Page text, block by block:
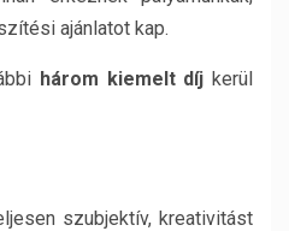
ajánlatot kap.
három kiemelt díj kerül
szubjektív, kreativitást